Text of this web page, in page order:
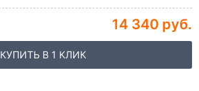
14 340 руб.
КУПИТЬ В 1 КЛИК